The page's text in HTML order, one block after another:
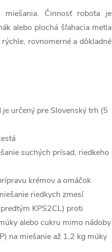
miešania. Činnosť robota je
alebo plochá šľahacia metla
rovnomerné a dôkladné
určený pre Slovenský trh (5
suchých prísad, riedkeho
krémov a omáčok
riedkych zmesí
KPS2CL) proti
alebo cukru mimo nádoby
na miešanie až 1,2 kg múky